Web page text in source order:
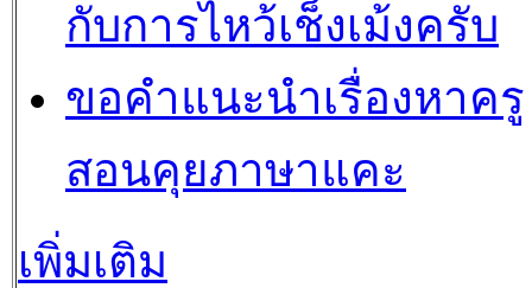
กับการไหว้เช็งเม้งครับ
ขอคำแนะนำเรื่องหาครู
สอนคุยภาษาแคะ
เพิ่มเติม